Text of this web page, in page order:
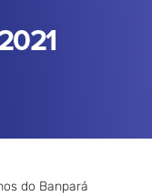
do Banpará